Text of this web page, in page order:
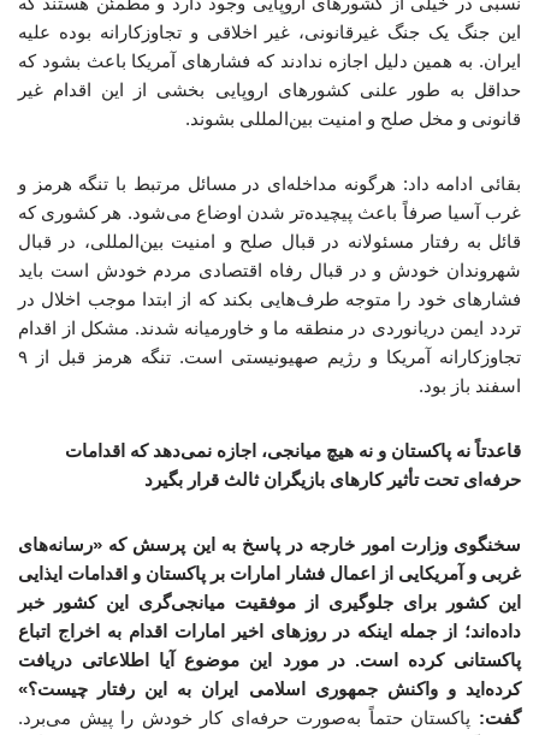
این جنگ یک جنگ غیرقانونی، غیر اخلاقی و تجاوزکارانه بوده علیه
ایران. به همین دلیل اجازه ندادند که فشارهای آمریکا باعث بشود که
حداقل به طور علنی کشورهای اروپایی بخشی از این اقدام غیر
قانونی و مخل صلح و امنیت بین‌المللی بشوند.
بقائی ادامه داد: هرگونه مداخله‌ای در مسائل مرتبط با تنگه هرمز و
غرب آسیا صرفاً باعث پیچیده‌تر شدن اوضاع می‌شود. هر کشوری که
قائل به رفتار مسئولانه در قبال صلح و امنیت بین‌المللی، در قبال
شهروندان خودش و در قبال رفاه اقتصادی مردم خودش است باید
فشارهای خود را متوجه طرف‌هایی بکند که از ابتدا موجب اخلال در
تردد ایمن دریانوردی در منطقه ما و خاورمیانه شدند. مشکل از اقدام
تجاوزکارانه آمریکا و رژیم صهیونیستی است. تنگه هرمز قبل از ۹
اسفند باز بود.
قاعدتاً نه پاکستان و نه هیچ میانجی، اجازه نمی‌دهد که اقدامات
حرفه‌ای تحت تأثیر کارهای بازیگران ثالث قرار بگیرد
سخنگوی وزارت امور خارجه در پاسخ به این پرسش که «رسانه‌های
غربی و آمریکایی از اعمال فشار امارات بر پاکستان و اقدامات ایذایی
این کشور برای جلوگیری از موفقیت میانجی‌گری این کشور خبر
داده‌اند؛ از جمله اینکه در روزهای اخیر امارات اقدام به اخراج اتباع
پاکستانی کرده است. در مورد این موضوع آیا اطلاعاتی دریافت
کرده‌اید و واکنش جمهوری اسلامی ایران به این رفتار چیست؟»
گفت: پاکستان حتماً به‌صورت حرفه‌ای کار خودش را پیش می‌برد.